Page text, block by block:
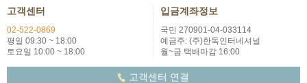
고객센터
02-522-0869
평일 09:30 ~ 18:00
토요일 10:00 ~ 18:00
입금계좌정보
국민 270901-04-033114
예금주: (주)한독인터네셔널
월~금 택배마감 16:00
고객센터 연결